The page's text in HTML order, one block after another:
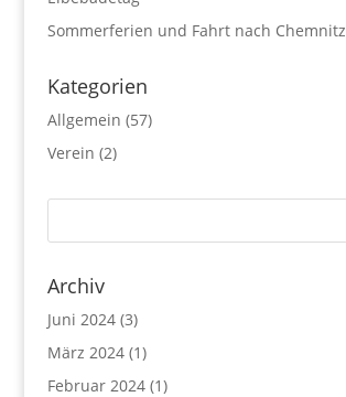
Sommerferien und Fahrt nach Chemnitz
Kategorien
Allgemein (57)
Verein (2)
Archiv
Juni 2024(3)
März 2024(1)
Februar 2024(1)